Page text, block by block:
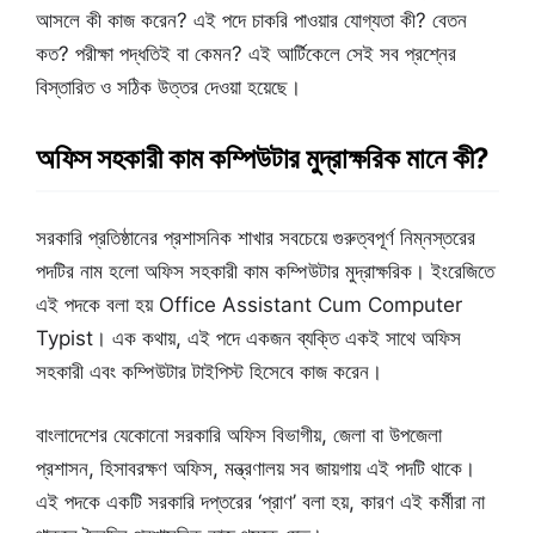
আসলে কী কাজ করেন? এই পদে চাকরি পাওয়ার যোগ্যতা কী? বেতন
কত? পরীক্ষা পদ্ধতিই বা কেমন? এই আর্টিকেলে সেই সব প্রশ্নের
বিস্তারিত ও সঠিক উত্তর দেওয়া হয়েছে।
অফিস সহকারী কাম কম্পিউটার মুদ্রাক্ষরিক মানে কী?
সরকারি প্রতিষ্ঠানের প্রশাসনিক শাখার সবচেয়ে গুরুত্বপূর্ণ নিম্নস্তরের
পদটির নাম হলো অফিস সহকারী কাম কম্পিউটার মুদ্রাক্ষরিক। ইংরেজিতে
এই পদকে বলা হয় Office Assistant Cum Computer
Typist। এক কথায়, এই পদে একজন ব্যক্তি একই সাথে অফিস
সহকারী এবং কম্পিউটার টাইপিস্ট হিসেবে কাজ করেন।
বাংলাদেশের যেকোনো সরকারি অফিস বিভাগীয়, জেলা বা উপজেলা
প্রশাসন, হিসাবরক্ষণ অফিস, মন্ত্রণালয় সব জায়গায় এই পদটি থাকে।
এই পদকে একটি সরকারি দপ্তরের ‘প্রাণ’ বলা হয়, কারণ এই কর্মীরা না